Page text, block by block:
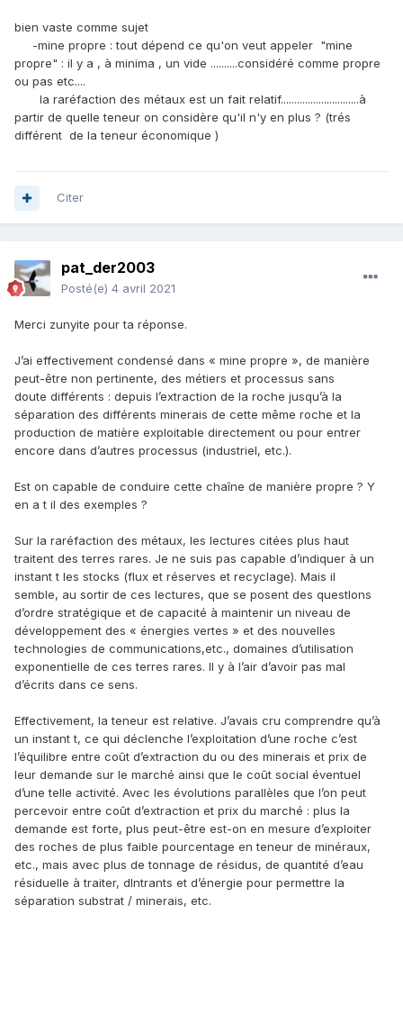
bien vaste comme sujet
-mine propre : tout dépend ce qu'on veut appeler "mine
propre" : il y a , à minima , un vide ..........considéré comme propre
ou pas etc....
la raréfaction des métaux est un fait relatif.............................à
partir de quelle teneur on considère qu'il n'y en plus ? (trés
différent de la teneur économique )
Citer
pat_der2003
Posté(e) 4 avril 2021
Merci zunyite pour ta réponse.
J’ai effectivement condensé dans « mine propre », de manière
peut-être non pertinente, des métiers et processus sans
doute différents : depuis l’extraction de la roche jusqu’à la
séparation des différents minerais de cette même roche et la
production de matière exploitable directement ou pour entrer
encore dans d’autres processus (industriel, etc.).
Est on capable de conduire cette chaîne de manière propre ? Y
en a t il des exemples ?
Sur la raréfaction des métaux, les lectures citées plus haut
traitent des terres rares. Je ne suis pas capable d’indiquer à un
instant t les stocks (flux et réserves et recyclage). Mais il
semble, au sortir de ces lectures, que se posent des questIons
d’ordre stratégique et de capacité à maintenir un niveau de
développement des « énergies vertes » et des nouvelles
technologies de communications,etc., domaines d’utilisation
exponentielle de ces terres rares. Il y à l’air d’avoir pas mal
d’écrits dans ce sens.
Effectivement, la teneur est relative. J’avais cru comprendre qu’à
un instant t, ce qui déclenche l’exploitation d’une roche c’est
l’équilibre entre coût d’extraction du ou des minerais et prix de
leur demande sur le marché ainsi que le coût social éventuel
d’une telle activité. Avec les évolutions parallèles que l’on peut
percevoir entre coût d’extraction et prix du marché : plus la
demande est forte, plus peut-être est-on en mesure d’exploiter
des roches de plus faible pourcentage en teneur de minéraux,
etc., mais avec plus de tonnage de résidus, de quantité d’eau
résiduelle à traiter, dIntrants et d’énergie pour permettre la
séparation substrat / minerais, etc.